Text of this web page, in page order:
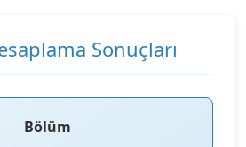
Sonuçları
Bölüm